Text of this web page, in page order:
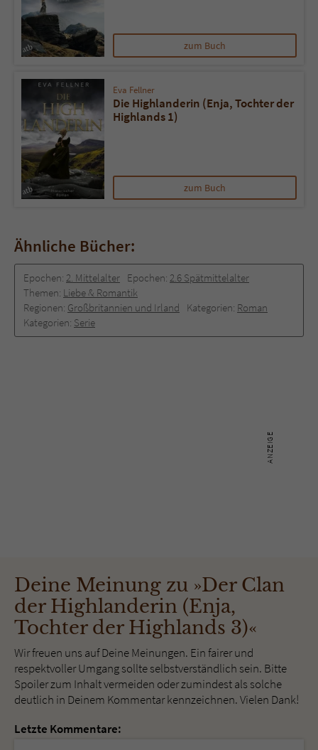
zum Buch
Eva Fellner
Die Highlanderin (Enja, Tochter der
Highlands 1)
zum Buch
Ähnliche Bücher:
Epochen: 2. Mittelalter Epochen: 2.6 Spätmittelalter
Themen: Liebe & Romantik
Regionen: Großbritannien und Irland Kategorien: Roman
Kategorien: Serie
Deine Meinung zu »Der Clan
der Highlanderin (Enja,
Tochter der Highlands 3)«
Wir freuen uns auf Deine Meinungen. Ein fairer und
respektvoller Umgang sollte selbstverständlich sein. Bitte
Spoiler zum Inhalt vermeiden oder zumindest als solche
deutlich in Deinem Kommentar kennzeichnen. Vielen Dank!
Letzte Kommentare: